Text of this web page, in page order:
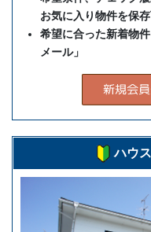
お気に入り物件を保存
希望に合った新着物
メール」
ハウ